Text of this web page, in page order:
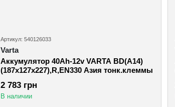
Артикул: 540126033
Varta
Аккумулятор 40Ah-12v VARTA BD(A14)
(187х127х227),R,EN330 Азия тонк.клеммы
2 783 грн
В наличии